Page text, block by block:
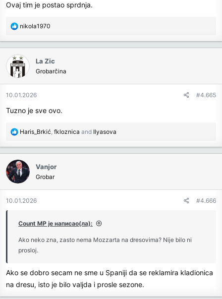
Ovaj tim je postao sprdnja.
R
c
t
i
o
n
:
nikola1970
La Zic
Grobarčina
10.01.2026 #4.665
Tuzno je sve ovo.
R
c
t
i
o
n
Haris_Brkić, fkloznica and Ilyasova
Vanjor
Grobar
10.01.2026 #4.666
Count MP је написао(ла):
Ako neko zna, zasto nema Mozzarta na dresovima? Nije bilo ni
prosloj.
Ako se dobro secam ne sme u Spaniji da se reklamira kladionica
na dresu, isto je bilo valjda i prosle sezone.